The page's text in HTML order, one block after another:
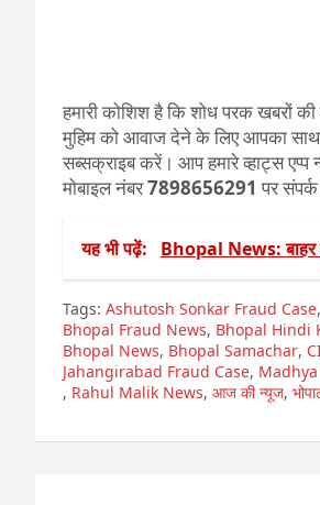
हमारी कोशिश है कि शोध परक खबरों
मुहिम को आवाज देने के लिए आपका
सब्सक्राइब करें। आप हमारे व्हाट्स एप्प
मोबाइल नंबर7898656291 पर
यह भी पढ़ें: Bhopal News: बाहर
Tags: Ashutosh Sonkar Fraud Case,
Bhopal Fraud News, Bhopal Hindi
Bhopal News, Bhopal Samachar,
Jahangirabad Fraud Case,
, Rahul Malik News, आज की न्यूज,